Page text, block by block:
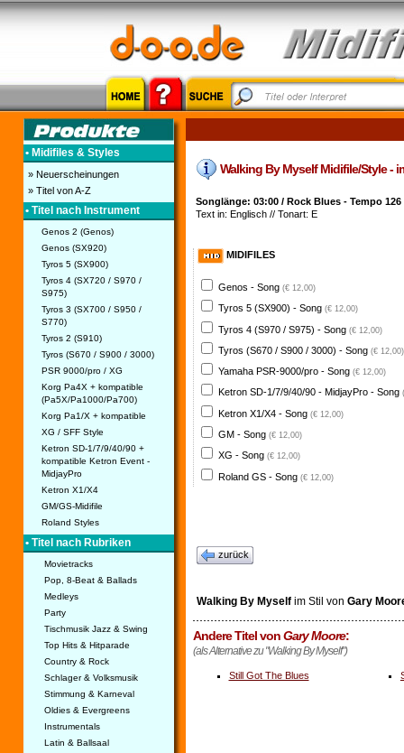
• Midifiles & Styles
» Neuerscheinungen
» Titel von A-Z
• Titel nach Instrument
Genos 2 (Genos)
Genos (SX920)
Tyros 5 (SX900)
Tyros 4 (SX720 / S970 /
S975)
Tyros 3 (SX700 / S950 /
S770)
Tyros 2 (S910)
Tyros (S670 / S900 / 3000)
PSR 9000/pro / XG
Korg Pa4X + kompatible
(Pa5X/Pa1000/Pa700)
Korg Pa1/X + kompatible
XG / SFF Style
Ketron SD-1/7/9/40/90 +
kompatible Ketron Event -
MidjayPro
Ketron X1/X4
GM/GS-Midifile
Roland Styles
• Titel nach Rubriken
Movietracks
Pop, 8-Beat & Ballads
Medleys
Party
Tischmusik Jazz & Swing
Top Hits & Hitparade
Country & Rock
Schlager & Volksmusik
Stimmung & Karneval
Oldies & Evergreens
Instrumentals
Latin & Ballsaal
Walking By Myself Midifile/Style -
Songlänge: 03:00 / Rock Blues - Tempo 126
Text in: Englisch // Tonart: E
MIDIFILES
Genos - Song (€ 12,00)
Tyros 5 (SX900) - Song (€ 12,00)
Tyros 4 (S970 / S975) - Song (€ 12,00)
Tyros (S670 / S900 / 3000) - Song (€ 12,00)
Yamaha PSR-9000/pro - Song (€ 12,00)
Ketron SD-1/7/9/40/90 - MidjayPro - Song
Ketron X1/X4 - Song (€ 12,00)
GM - Song (€ 12,00)
XG - Song (€ 12,00)
Roland GS - Song (€ 12,00)
zurück
Walking By Myselfim Stil von Gary
Andere Titel vonGary Moore:
(als Alternative zu "Walking By Myself")
Still Got The Blues